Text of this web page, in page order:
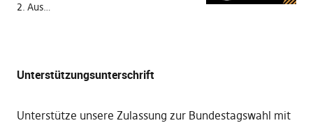
2. Aus…
Unterstützungsunterschrift
Unterstütze unsere Zulassung zur Bundestagswahl mit